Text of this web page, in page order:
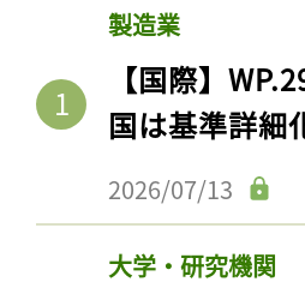
製造業
【国際】
国は基準詳細
2026/07/13
大学・研究機関